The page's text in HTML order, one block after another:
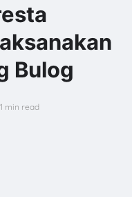
Bulog
1 min read